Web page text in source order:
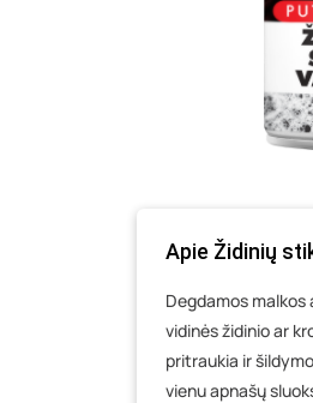
Apie Židinių
Degdamos malkos
vidinės židinio ar
pritraukia ir
vienu apnašų